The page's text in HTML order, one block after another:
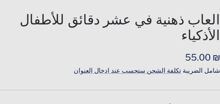
1
للشريحة
2
العاب ذهنية في عشر دقائق للأطفال
الأذكياء
السعر
المخفَّض
₪ 55.00
شامل الضريبة تكلفة الشحن ستحسب عند ادخال العنوان